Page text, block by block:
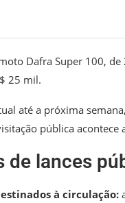
Dafra Super 100, de
25 mil.
até a próxima
pública
de lances
à circulação: